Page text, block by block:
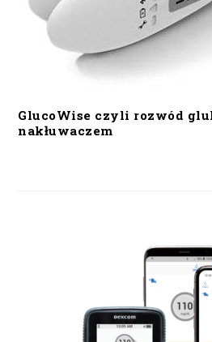
GlucoWise czyli rozwód
nakłuwaczem